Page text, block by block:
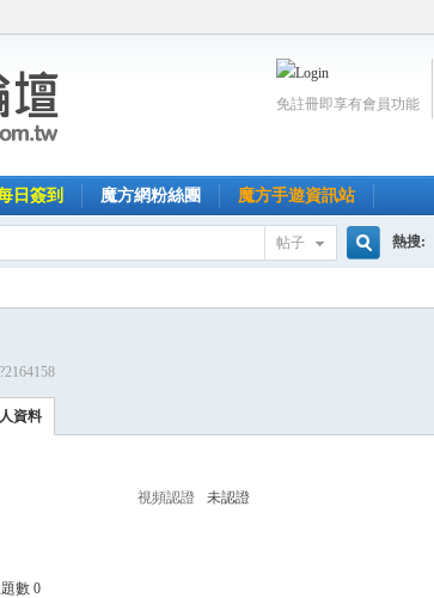
免註冊即享有會員功能
日簽到 魔方網粉絲團 魔方手遊資訊站
帖子 熱搜:
資料
視頻認證 未認證
數 0